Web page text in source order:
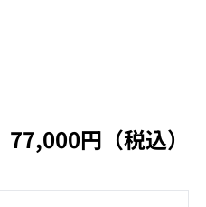
77,000円（税込）